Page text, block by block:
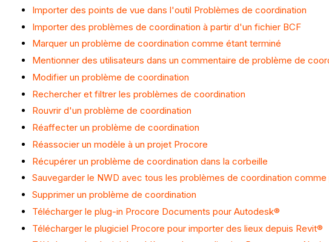
Importer des points de vue dans l'outil Problèmes de coordination
Importer des problèmes de coordination à partir d'un fichier BCF
Marquer un problème de coordination comme étant terminé
Mentionner des utilisateurs dans un commentaire de problème de
Modifier un problème de coordination
Rechercher et filtrer les problèmes de coordination
Rouvrir d'un problème de coordination
Réaffecter un problème de coordination
Réassocier un modèle à un projet Procore
Récupérer un problème de coordination dans la corbeille
Sauvegarder le NWD avec tous les problèmes de coordination
Supprimer un problème de coordination
Télécharger le plug-in Procore Documents pour Autodesk®
Télécharger le plugiciel Procore pour importer des lieux depuis Revit®